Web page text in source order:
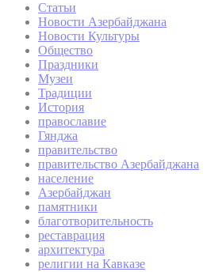
Статьи
Новости Азербайджана
Новости Культуры
Общество
Праздники
Музеи
Традиции
История
православие
Гянджа
правительство
правительство Азербайджана
население
Азербайджан
памятники
благотворительность
реставрация
архитектура
религии на Кавказе